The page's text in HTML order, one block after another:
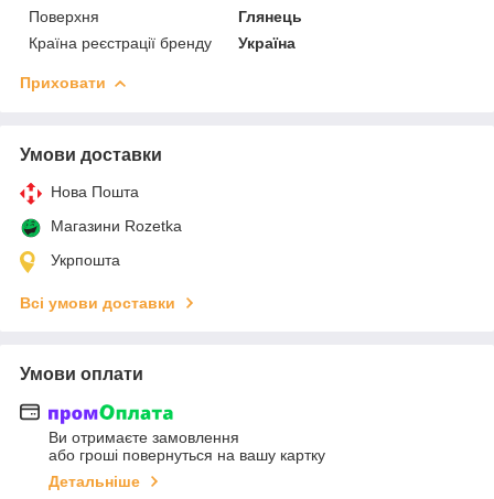
Поверхня
Глянець
Країна реєстрації бренду
Україна
Приховати
Умови доставки
Нова Пошта
Магазини Rozetka
Укрпошта
Всі умови доставки
Умови оплати
Ви отримаєте замовлення
або гроші повернуться на вашу картку
Детальніше